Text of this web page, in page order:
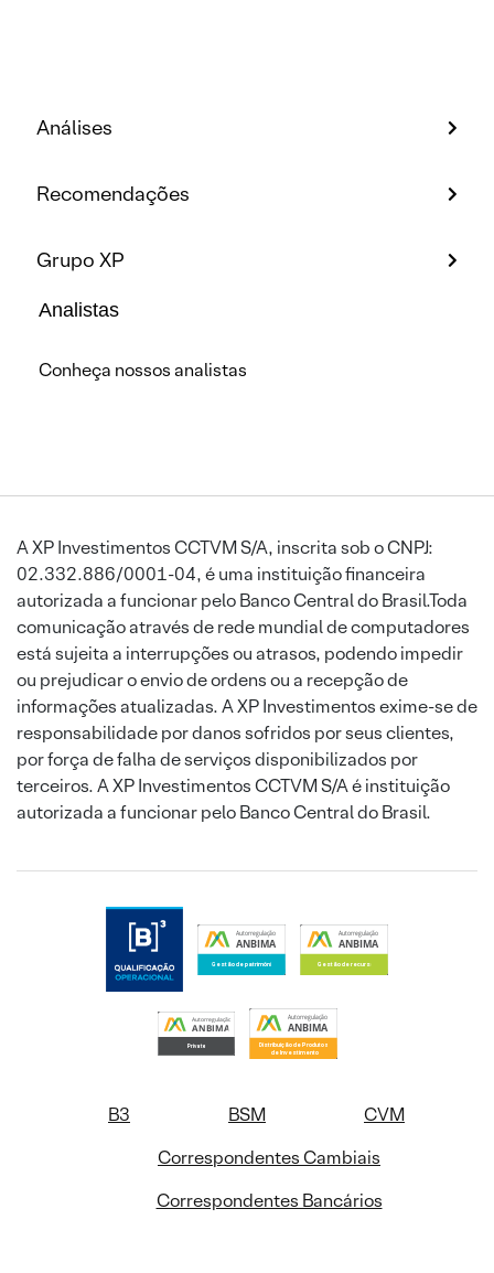
Análises
Recomendações
Grupo XP
Analistas
Conheça nossos analistas
A XP Investimentos CCTVM S/A, inscrita sob o CNPJ:
02.332.886/0001-04, é uma instituição financeira
autorizada a funcionar pelo Banco Central do Brasil.Toda
comunicação através de rede mundial de computadores
está sujeita a interrupções ou atrasos, podendo impedir
ou prejudicar o envio de ordens ou a recepção de
informações atualizadas. A XP Investimentos exime-se de
responsabilidade por danos sofridos por seus clientes,
por força de falha de serviços disponibilizados por
terceiros. A XP Investimentos CCTVM S/A é instituição
autorizada a funcionar pelo Banco Central do Brasil.
B3 BSM
CVM
Correspondentes Cambiais
Correspondentes Bancários